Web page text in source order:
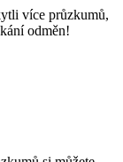
více průzkumů,
odměn!